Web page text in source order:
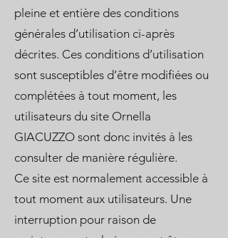
pleine et entière des conditions
générales d’utilisation ci-après
décrites. Ces conditions d’utilisation
sont susceptibles d’être modifiées ou
complétées à tout moment, les
utilisateurs du site Ornella
GIACUZZO sont donc invités à les
consulter de manière régulière.
Ce site est normalement accessible à
tout moment aux utilisateurs. Une
interruption pour raison de